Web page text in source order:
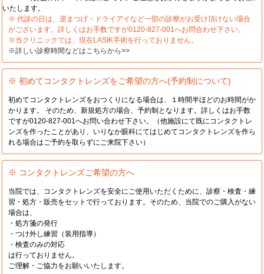
いたします。
※ 代診の日は、逆まつげ・ドライアイなど一部の診察がお受け頂けない場合
がございます。詳しくはお手数ですが0120-827-001へお問合わせ下さい。
※当クリニックでは、現在LASIK手術を行っておりません。
※詳しい診察時間などはこちらから>>
※ 初めてコンタクトレンズをご希望の方へ(予約制について)
初めてコンタクトレンズをおつくりになる場合は、１時間半ほどのお時間がか
かります。 そのため、新規処方の場合、予約制となります。詳しくはお手数
ですが0120-827-001へお問い合わせ下さい。（他施設にて既にコンタクトレ
ンズを作ったことがあり、いりなか眼科にてはじめてコンタクトレンズを作ら
れる場合はご予約を取らずにご来院下さい）
※ コンタクトレンズご希望の方へ
当院では、コンタクトレンズを安全にご使用いただくために、診察・検査・練
習・処方・販売をセットで行っております。そのため、当院でのご購入がない
場合は、
・処方箋の発行
・つけ外し練習（装用指導）
・検査のみの対応
は行っておりません。
ご理解・ご協力をお願いいたします。